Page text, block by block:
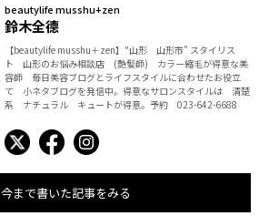
beautylife musshu+zen
鈴木全德
【beautylife musshu＋zen】"山形 山形市" スタイリス
ト 山形のお悩み相談店 (艶髪師) カラー縮毛が得意な美
容師 毎日美容ブログとライフスタイルに合わせたお役立
て 小ネタブログを発信中。得意なサロンスタイルは 清楚
系 ナチュラル キュートが得意。予約 023-642-6688
今まで書いた記事をみる